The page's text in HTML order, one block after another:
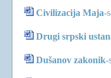
Civilizacija Maja-
Drugi srpski
Dušanov zakonik-